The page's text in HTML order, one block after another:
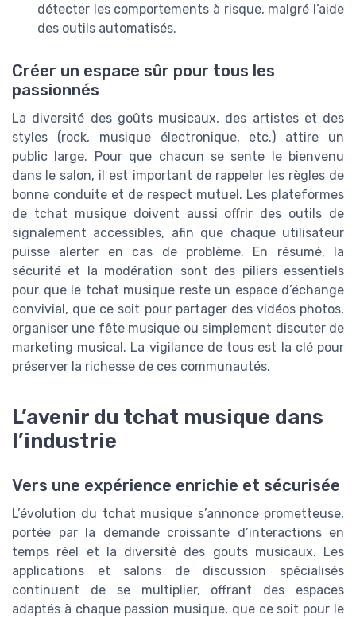
détecter les comportements à risque, malgré l’aide
des outils automatisés.
Créer un espace sûr pour tous les
passionnés
La diversité des goûts musicaux, des artistes et des
styles (rock, musique électronique, etc.) attire un
public large. Pour que chacun se sente le bienvenu
dans le salon, il est important de rappeler les règles de
bonne conduite et de respect mutuel. Les plateformes
de tchat musique doivent aussi offrir des outils de
signalement accessibles, afin que chaque utilisateur
puisse alerter en cas de problème. En résumé, la
sécurité et la modération sont des piliers essentiels
pour que le tchat musique reste un espace d’échange
convivial, que ce soit pour partager des vidéos photos,
organiser une fête musique ou simplement discuter de
marketing musical. La vigilance de tous est la clé pour
préserver la richesse de ces communautés.
L’avenir du tchat musique dans
l’industrie
Vers une expérience enrichie et sécurisée
L’évolution du tchat musique s’annonce prometteuse,
portée par la demande croissante d’interactions en
temps réel et la diversité des gouts musicaux. Les
applications et salons de discussion spécialisés
continuent de se multiplier, offrant des espaces
adaptés à chaque passion musique, que ce soit pour le